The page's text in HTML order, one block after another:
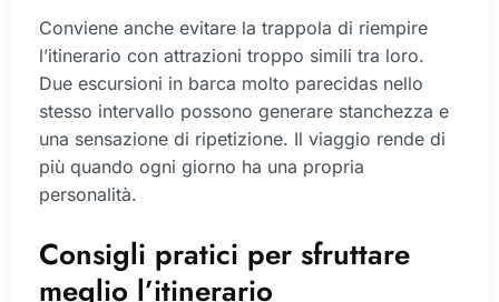
Conviene anche evitare la trappola di riempire
l’itinerario con attrazioni troppo simili tra loro.
Due escursioni in barca molto parecidas nello
stesso intervallo possono generare stanchezza e
una sensazione di ripetizione. Il viaggio rende di
più quando ogni giorno ha una propria
personalità.
Consigli pratici per sfruttare
meglio l’itinerario